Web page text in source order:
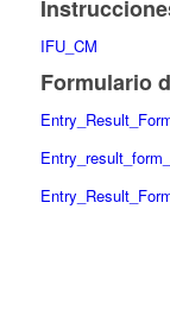
IFU_CM
Formulario